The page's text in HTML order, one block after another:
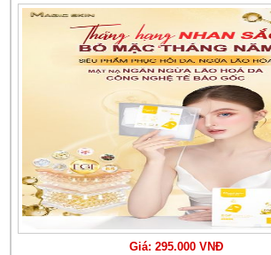
Giá: 295.000 VNĐ